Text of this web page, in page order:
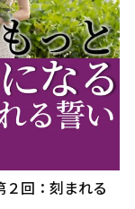
２回：刻まれる